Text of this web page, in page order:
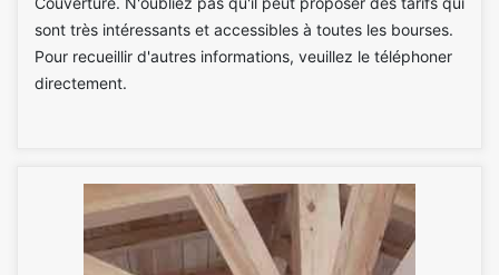
sont très intéressants et accessibles à toutes les bourses.
Pour recueillir d'autres informations, veuillez le téléphoner
directement.